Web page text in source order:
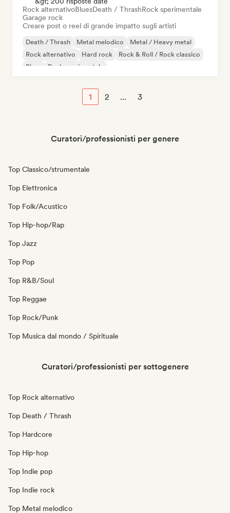
Rock alternativoBluesDeath / ThrashRock sperimentale
Garage rock
Creare post o reel di grande impatto sugli artisti
Death / Thrash Metal melodico
Metal / Heavy metal
Rock alternativo
Hard rock
Rock & Roll / Rock classico
Blues
Rock sperimentale
1 2 ... 3
Curatori/professionisti per genere
Top Classico/strumentale
Top Elettronica
Top Folk/Acustico
Top Hip-hop/Rap
Top Jazz
Top Pop
Top R&B/Soul
Top Reggae
Top Rock/Punk
Top Musica dal mondo / Spirituale
Curatori/professionisti per sottogenere
Top Rock alternativo
Top Death / Thrash
Top Hardcore
Top Hip-hop
Top Indie pop
Top Indie rock
Top Metal melodico